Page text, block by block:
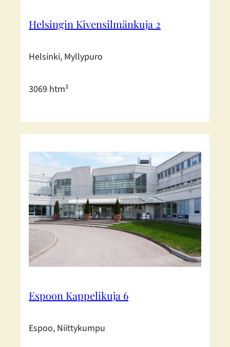
Helsingin Kivensilmänkuja 2
Helsinki, Myllypuro
3069 htm²
Espoon Kappelikuja 6
Espoo, Niittykumpu